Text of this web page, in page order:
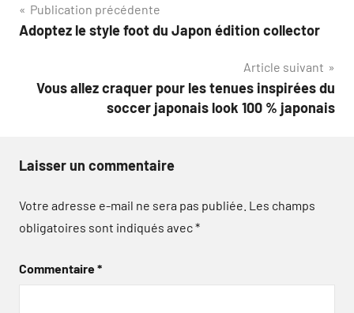
Navigation
de
Publication précédente
Adoptez le style foot du Japon édition collector
Article suivant
Vous allez craquer pour les tenues inspirées du
soccer japonais look 100 % japonais
Laisser un commentaire
Votre adresse e-mail ne sera pas publiée. Les champs
obligatoires sont indiqués avec*
Commentaire*